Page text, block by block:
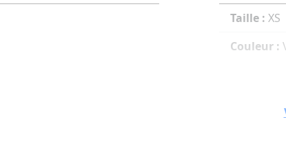
Taille : XS
Couleur :